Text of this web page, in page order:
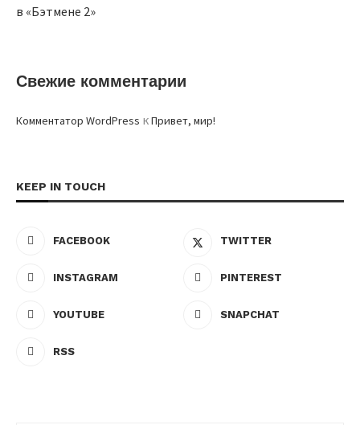
в «Бэтмене 2»
Свежие комментарии
Комментатор WordPress кПривет, мир!
KEEP IN TOUCH
FACEBOOK TWITTER
INSTAGRAM PINTEREST
YOUTUBE SNAPCHAT
RSS